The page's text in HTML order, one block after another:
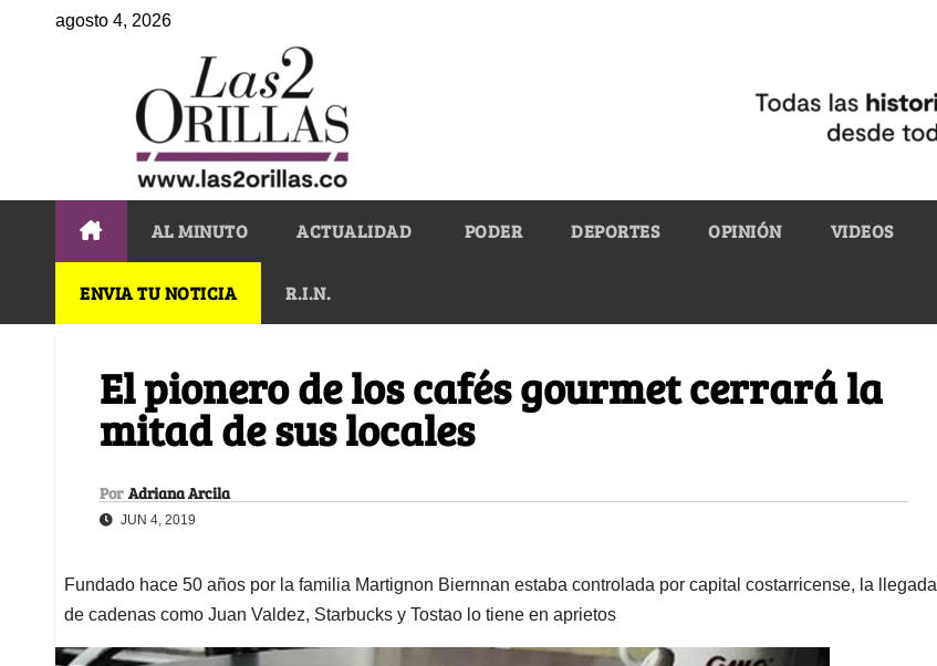
agosto 4, 2026
AL MINUTO ACTUALIDAD PODER DEPORTES OPINIÓN VIDEOS
ENVIA TU NOTICIA R.I.N.
El pionero de los cafés gourmet cerrará la
mitad de sus locales
Por Adriana Arcila
JUN 4, 2019
Fundado hace 50 años por la familia Martignon Biernnan estaba controlada por capital costarricense, la llegada
de cadenas como Juan Valdez, Starbucks y Tostao lo tiene en aprietos